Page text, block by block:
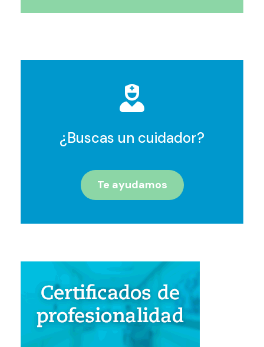
¿Buscas un cuidador?
Te ayudamos